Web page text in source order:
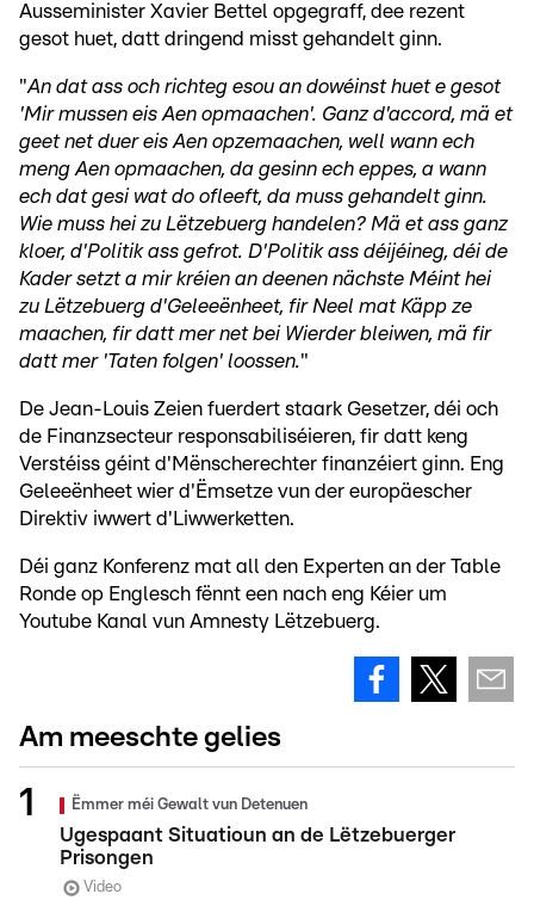
Ausseminister Xavier Bettel opgegraff, dee rezent
gesot huet, datt dringend misst gehandelt ginn.
"An dat ass och richteg esou an dowéinst huet e gesot
'Mir mussen eis Aen opmaachen'. Ganz d'accord, mä et
geet net duer eis Aen opzemaachen, well wann ech
meng Aen opmaachen, da gesinn ech eppes, a wann
ech dat gesi wat do ofleeft, da muss gehandelt ginn.
Wie muss hei zu Lëtzebuerg handelen? Mä et ass ganz
kloer, d'Politik ass gefrot. D'Politik ass déijéineg, déi de
Kader setzt a mir kréien an deenen nächste Méint hei
zu Lëtzebuerg d'Geleeënheet, fir Neel mat Käpp ze
maachen, fir datt mer net bei Wierder bleiwen, mä fir
datt mer 'Taten folgen' loossen."
De Jean-Louis Zeien fuerdert staark Gesetzer, déi och
de Finanzsecteur responsabiliséieren, fir datt keng
Verstéiss géint d'Mënscherechter finanzéiert ginn. Eng
Geleeënheet wier d'Ëmsetze vun der europäescher
Direktiv iwwert d'Liwwerketten.
Déi ganz Konferenz mat all den Experten an der Table
Ronde op Englesch fënnt een nach eng Kéier um
Youtube Kanal vun Amnesty Lëtzebuerg.
Am meeschte gelies
Ëmmer méi Gewalt vun Detenuen
Ugespaant Situatioun an de Lëtzebuerger
Prisongen
Video